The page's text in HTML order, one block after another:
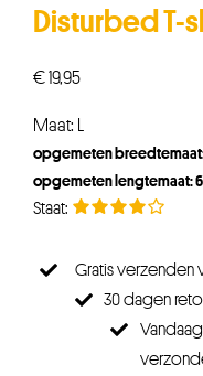
Disturbed T-
€19,95
Maat: L
opgemeten
opgemeten lengtemaat:
Gratis verzenden
30 dagen